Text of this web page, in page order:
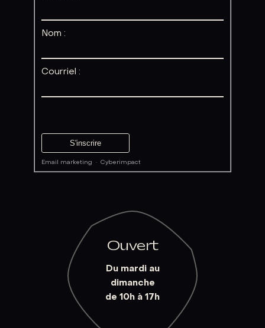
Nom :
Courriel :
Email marketing ·Cyberimpact
Ouvert
Du mardi au
dimanche
de 10h à 17h